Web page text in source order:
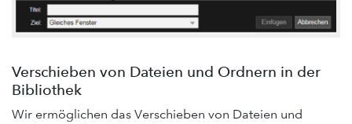
Verschieben von Dateien und Ordnern in der
Bibliothek
Wir ermöglichen das Verschieben von Dateien und